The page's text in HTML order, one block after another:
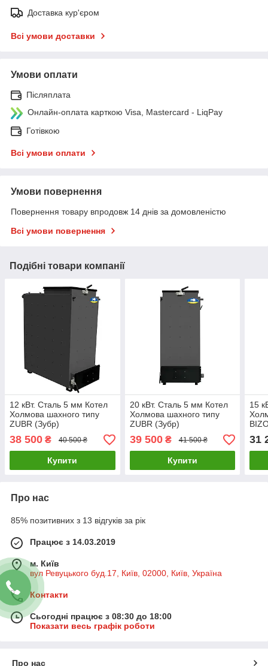
Доставка кур'єром
Всі умови доставки
Умови оплати
Післяплата
Онлайн-оплата карткою Visa, Mastercard - LiqPay
Готівкою
Всі умови оплати
Умови повернення
Повернення товару впродовж 14 днів за домовленістю
Всі умови повернення
Подібні товари компанії
12 кВт. Сталь 5 мм Котел
Холмова шахного типу
ZUBR (Зубр)
38 500 ₴ 40 500 ₴
Купити
20 кВт. Сталь 5 мм Котел
Холмова шахного типу
ZUBR (Зубр)
39 500₴ 41 500 ₴
Купити
15
31
Про нас
85% позитивних з 13 відгуків за рік
Працює з 14.03.2019
м. Київ
вул Ревуцького буд.17, Київ, 02000, Київ, Україна
Контакти
Сьогодні працює з 08:30 до 18:00
Показати весь графік роботи
Про нас